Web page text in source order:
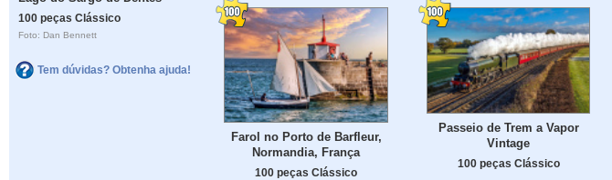
100 peças Clássico
Foto: Dan Bennett
Tem dúvidas? Obtenha ajuda!
Farol no Porto de Barfleur,
Normandia, França
100 peças Clássico
Passeio de Trem a Vapor
Vintage
100 peças Clássico